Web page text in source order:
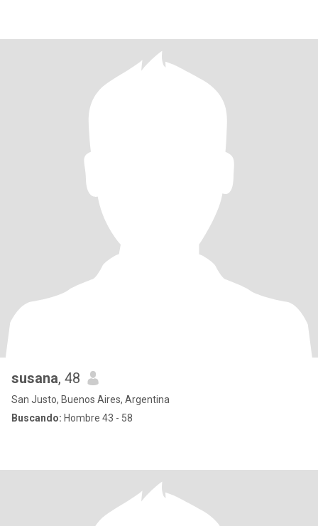
susana, 48
San Justo, Buenos Aires, Argentina
Buscando: Hombre 43 - 58